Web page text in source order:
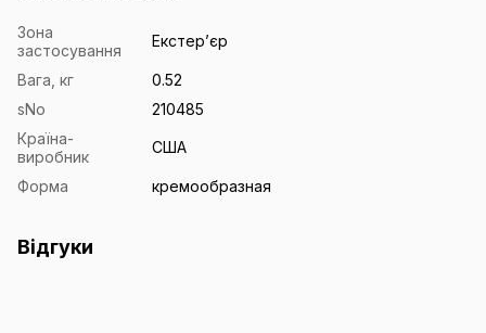
Зона
застосування
Екстерʼєр
Вага, кг
0.52
sNo
210485
Країна-
виробник
США
Форма кремообразная
Відгуки